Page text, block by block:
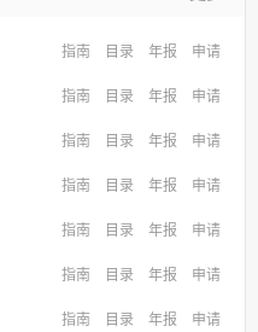
指南 目录 年报 申请
指南 目录 年报 申请
指南 目录 年报 申请
指南 目录 年报 申请
指南 目录 年报 申请
指南 目录 年报 申请
指南 目录 年报 申请